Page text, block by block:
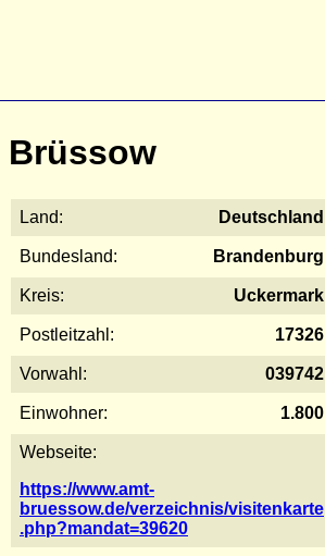
Brüssow
Land: Deutschland
Bundesland: Brandenburg
Kreis: Uckermark
Postleitzahl: 17326
Vorwahl: 039742
Einwohner: 1.800
Webseite:
https://www.amt-
bruessow.de/verzeichnis/visitenkarte
.php?mandat=39620